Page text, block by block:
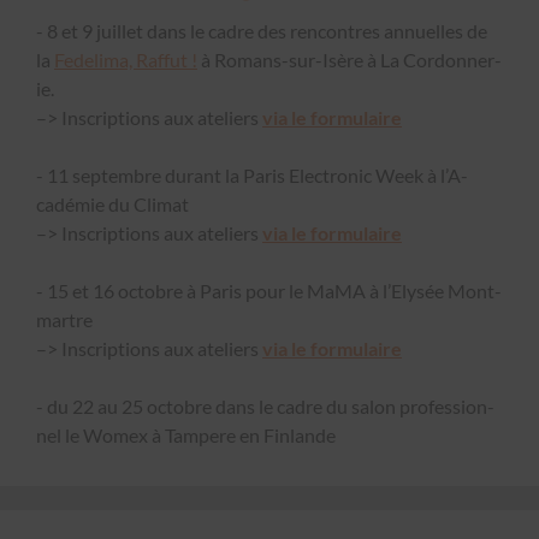
- 8 et 9 juil­let dans le cadre des ren­con­tres annuelles de
la Fede­li­ma, Raf­fut !
à Romans-sur-Isère à La Cor­don­ner­
ie.
–> Inscrip­tions aux ate­liers via le for­mu­laire
- 11 sep­tem­bre durant la Paris Elec­tron­ic Week à l’A­
cadémie du Cli­mat
–> Inscrip­tions aux ate­liers via le for­mu­laire
- 15 et 16 octo­bre à Paris pour le MaMA à l’Elysée Mont­
martre
–> Inscrip­tions aux ate­liers via le for­mu­laire
- du 22 au 25 octo­bre dans le cadre du salon pro­fes­sion­
nel le Wom­ex à Tam­pere en Fin­lande